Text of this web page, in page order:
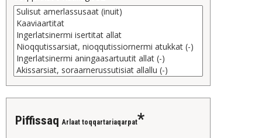
piffissaq Arlaat toqqartariaqarpat